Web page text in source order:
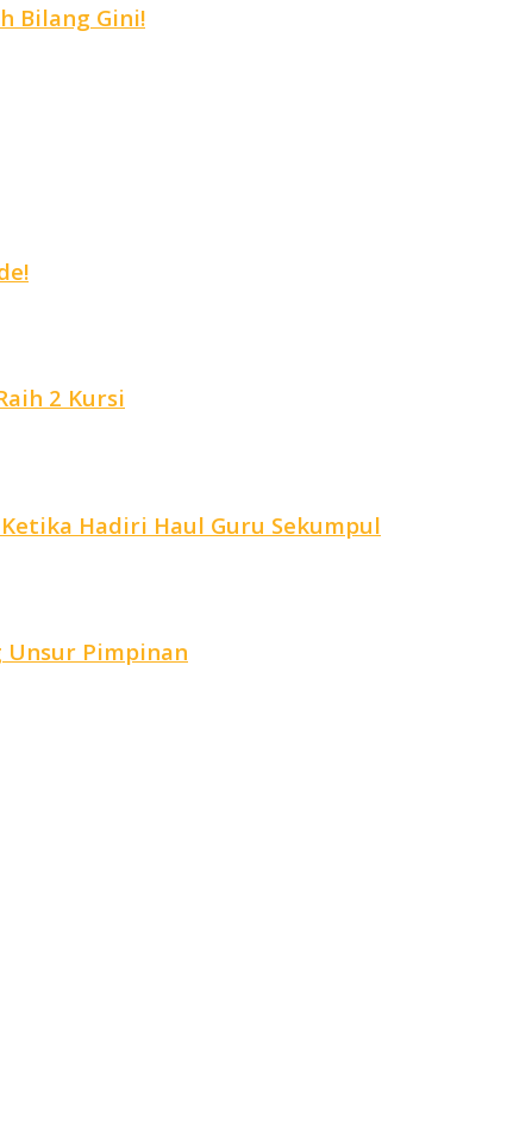
Bilang Gini!
2 Kursi
Hadiri Haul Guru Sekumpul
Unsur Pimpinan